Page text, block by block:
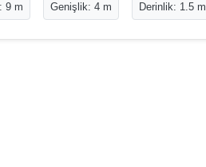
9 m Genişlik: 4 m Derinlik: 1.5 m